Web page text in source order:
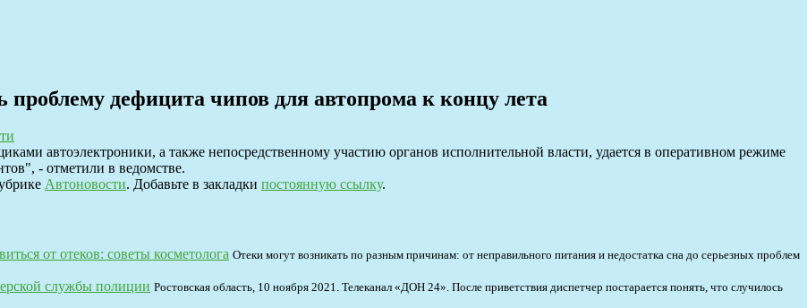
дефицита чипов для автопрома к концу лета
автоэлектроники, а также непосредственному участию органов исполнительной власти, удается в оперативном режиме
- отметили в ведомстве.
Автоновости. Добавьте в закладки постоянную ссылку.
от отеков: советы косметолога Отеки могут возникать по разным причинам: от неправильного питания и недостатка сна до серьезных проблем
службы полиции Ростовская область, 10 ноября 2021. Телеканал «ДОН 24». После приветствия диспетчер постарается понять, что случилось